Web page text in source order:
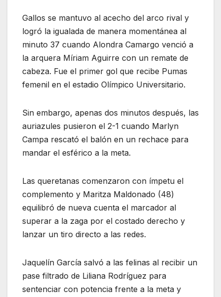
Gallos se mantuvo al acecho del arco rival y
logró la igualada de manera momentánea al
minuto 37 cuando Alondra Camargo venció a
la arquera Míriam Aguirre con un remate de
cabeza. Fue el primer gol que recibe Pumas
femenil en el estadio Olímpico Universitario.
Sin embargo, apenas dos minutos después, las
auriazules pusieron el 2-1 cuando Marlyn
Campa rescató el balón en un rechace para
mandar el esférico a la meta.
Las queretanas comenzaron con ímpetu el
complemento y Maritza Maldonado (48)
equilibró de nueva cuenta el marcador al
superar a la zaga por el costado derecho y
lanzar un tiro directo a las redes.
Jaquelín García salvó a las felinas al recibir un
pase filtrado de Liliana Rodríguez para
sentenciar con potencia frente a la meta y